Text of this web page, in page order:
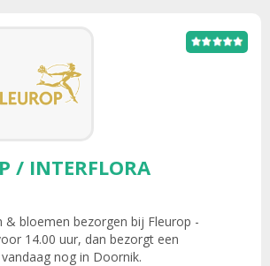
/ INTERFLORA
& bloemen bezorgen bij Fleurop -
14.00 uur, dan bezorgt een
nog in Doornik.